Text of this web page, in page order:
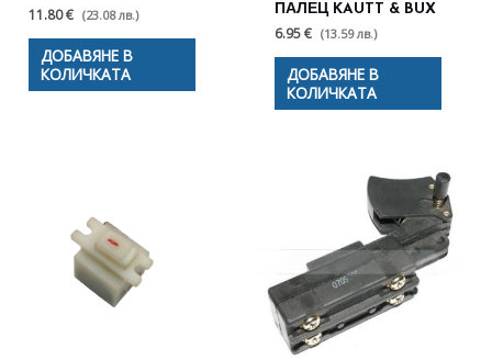
11.80 € (23.08 лв.)
ДОБАВЯНЕ В
КОЛИЧКАТА
ПАЛЕЦ KAUTT & BUX
6.95 € (13.59 лв.)
ДОБАВЯНЕ В
КОЛИЧКАТА